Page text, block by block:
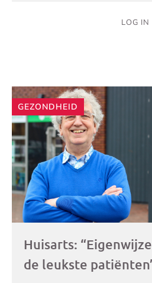
LOG IN
Andere
artikelen
GEZONDHEID
Huisarts:
de leukste